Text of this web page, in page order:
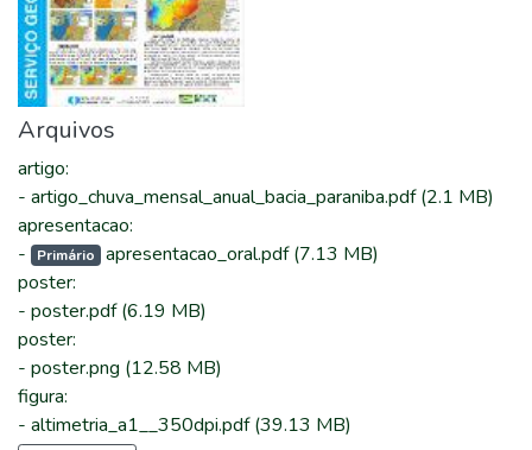
Arquivos
artigo:
- artigo_chuva_mensal_anual_bacia_paraniba.pdf(2.1 MB)
apresentacao:
-
Primário apresentacao_oral.pdf(7.13 MB)
poster:
- poster.pdf(6.19 MB)
poster:
- poster.png (12.58 MB)
figura:
- altimetria_a1__350dpi.pdf(39.13 MB)